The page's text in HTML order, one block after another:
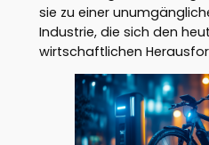
sie zu einer
Industrie, die sich den
wirtschaftlichen